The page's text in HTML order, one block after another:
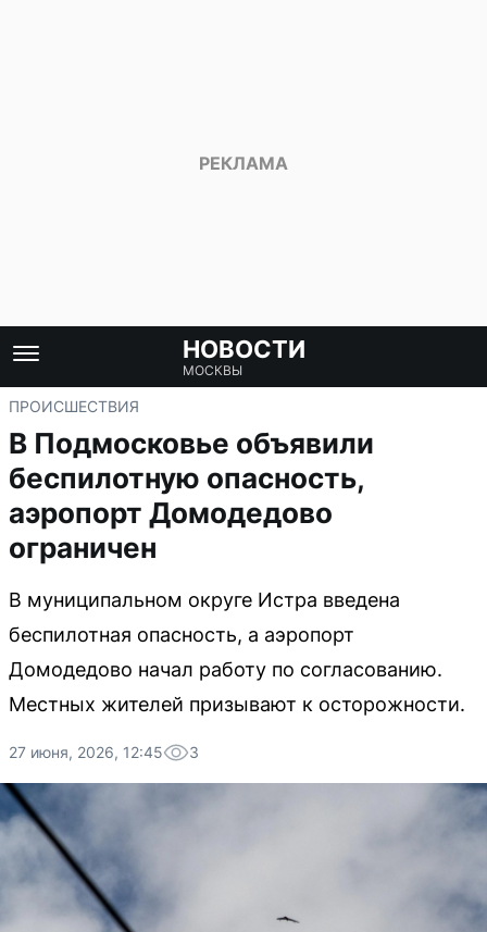
НОВОСТИ
МОСКВЫ
ПРОИСШЕСТВИЯ
В Подмосковье объявили
беспилотную опасность,
аэропорт Домодедово
ограничен
В муниципальном округе Истра введена
беспилотная опасность, а аэропорт
Домодедово начал работу по согласованию.
Местных жителей призывают к осторожности.
27 июня, 2026, 12:45 3